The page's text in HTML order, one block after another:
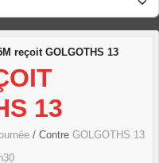
reçoit GOLGOTHS 13
13
/ Contre GOLGOTHS 13